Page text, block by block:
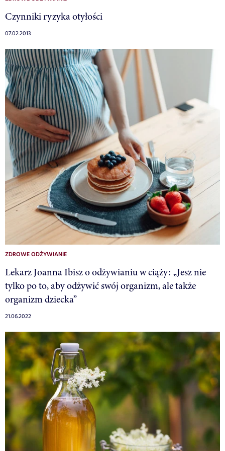
Czynniki ryzyka otyłości
07.02.2013
ZDROWE ODŻYWIANIE
Lekarz Joanna Ibisz o odżywianiu w ciąży: „Jesz nie
tylko po to, aby odżywić swój organizm, ale także
organizm dziecka”
21.06.2022